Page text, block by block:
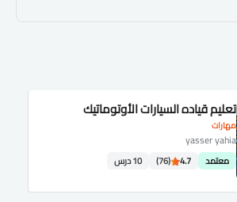
مهارات
تعليم قياده السيارات الأوتوماتيك
yasser yahia
معتمد 4.7
(76) 10 درس